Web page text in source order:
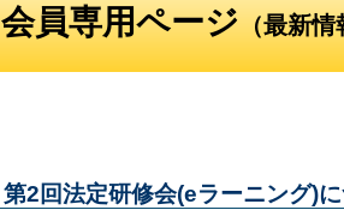
会員専用ページ （最新情
第2回法定研修会(eラーニング)に